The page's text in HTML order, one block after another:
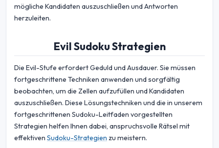
mögliche Kandidaten auszuschließen und Antworten
herzuleiten.
Evil Sudoku Strategien
Die Evil-Stufe erfordert Geduld und Ausdauer. Sie müssen
fortgeschrittene Techniken anwenden und sorgfältig
beobachten, um die Zellen aufzufüllen und Kandidaten
auszuschließen. Diese Lösungstechniken und die in unserem
fortgeschrittenen Sudoku-Leitfaden vorgestellten
Strategien helfen Ihnen dabei, anspruchsvolle Rätsel mit
effektiven Sudoku-Strategien zu meistern.